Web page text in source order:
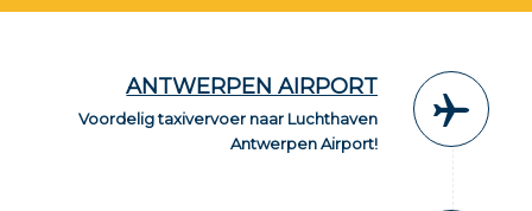
ANTWERPEN AIRPORT
Voordelig taxivervoer naar Luchthaven
Antwerpen Airport!